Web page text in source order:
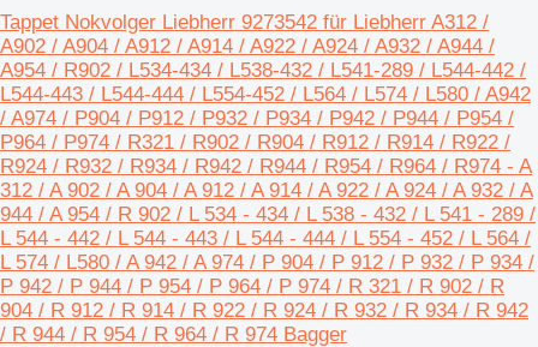
Tappet Nokvolger Liebherr 9273542 für Liebherr A312 /
A902 / A904 / A912 / A914 / A922 / A924 / A932 / A944 /
A954 / R902 / L534-434 / L538-432 / L541-289 / L544-442 /
L544-443 / L544-444 / L554-452 / L564 / L574 / L580 / A942
/ A974 / P904 / P912 / P932 / P934 / P942 / P944 / P954 /
P964 / P974 / R321 / R902 / R904 / R912 / R914 / R922 /
R924 / R932 / R934 / R942 / R944 / R954 / R964 / R974 - A
312 / A 902 / A 904 / A 912 / A 914 / A 922 / A 924 / A 932 / A
944 / A 954 / R 902 / L 534 - 434 / L 538 - 432 / L 541 - 289 /
L 544 - 442 / L 544 - 443 / L 544 - 444 / L 554 - 452 / L 564 /
L 574 / L580 / A 942 / A 974 / P 904 / P 912 / P 932 / P 934 /
P 942 / P 944 / P 954 / P 964 / P 974 / R 321 / R 902 / R
904 / R 912 / R 914 / R 922 / R 924 / R 932 / R 934 / R 942
/ R 944 / R 954 / R 964 / R 974 Bagger